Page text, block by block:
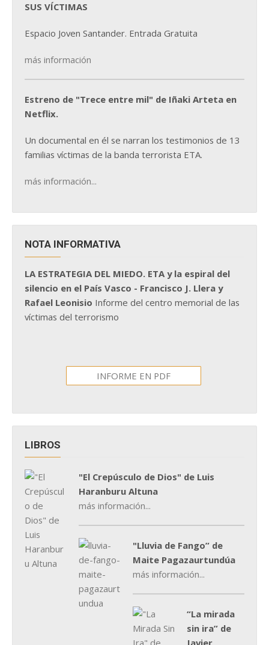
SUS VÍCTIMAS
Espacio Joven Santander. Entrada Gratuita
más información
Estreno de "Trece entre mil" de Iñaki Arteta en
Netflix.
Un documental en él se narran los testimonios de 13
familias víctimas de la banda terrorista ETA.
más información...
NOTA INFORMATIVA
LA ESTRATEGIA DEL MIEDO. ETA y la espiral del
silencio en el País Vasco - Francisco J. Llera y
Rafael Leonisio Informe del centro memorial de las
víctimas del terrorismo
INFORME EN PDF
LIBROS
"El Crepúsculo de Dios" de Luis
Haranburu Altuna
más información...
"Lluvia de Fango” de
Maite Pagazaurtundúa
más información...
“La mirada
sin ira” de